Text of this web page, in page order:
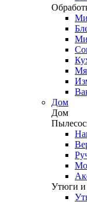
Дом
Дом
Утюги и